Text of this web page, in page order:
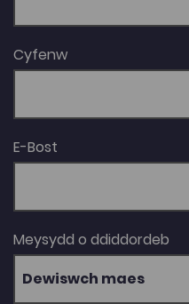
Cyfenw
E-Bost
Meysydd o ddiddordeb
Dewiswch maes